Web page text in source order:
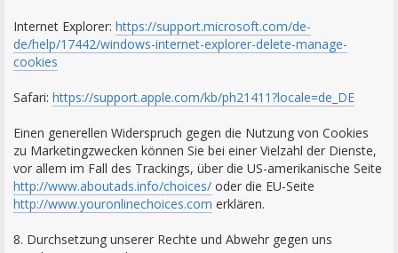
Internet Explorer: https://support.microsoft.com/de-
de/help/17442/windows-internet-explorer-delete-manage-
cookies
Safari: https://support.apple.com/kb/ph21411?locale=de_DE
Einen generellen Widerspruch gegen die Nutzung von Cookies
zu Marketingzwecken können Sie bei einer Vielzahl der Dienste,
vor allem im Fall des Trackings, über die US-amerikanische Seite
http://www.aboutads.info/choices/ oder die EU-Seite
http://www.youronlinechoices.com erklären.
8. Durchsetzung unserer Rechte und Abwehr gegen uns